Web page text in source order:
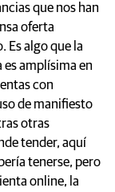
que nos han
oferta
Es algo que la
es amplísima en
con
de manifiesto
otras
tender, aquí
tenerse, pero
online, la